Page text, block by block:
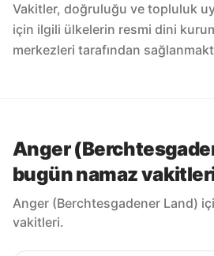
Vakitler, doğruluğu ve topluluk
için ilgili ülkelerin resmi dini
merkezleri tarafından
Anger
bugün namaz
Anger (Berchtesgadener Land)
vakitleri.